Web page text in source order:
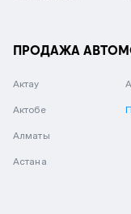
ПРОДАЖА
Актау
Актобе
Алматы
Астана